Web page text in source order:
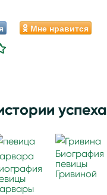
Мне нравится
успеха
Биография
певицы
Гривиной